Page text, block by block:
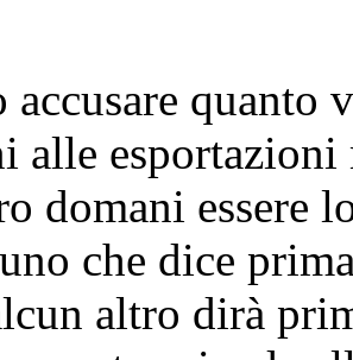
accusare
alle
domani essere
che dice
altro dirà